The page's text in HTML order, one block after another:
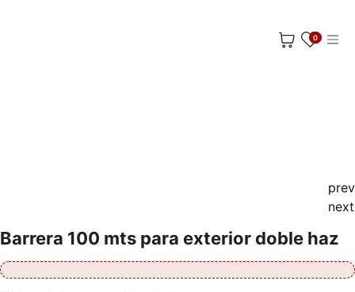
0
prev
next
Barrera 100 mts para exterior doble haz